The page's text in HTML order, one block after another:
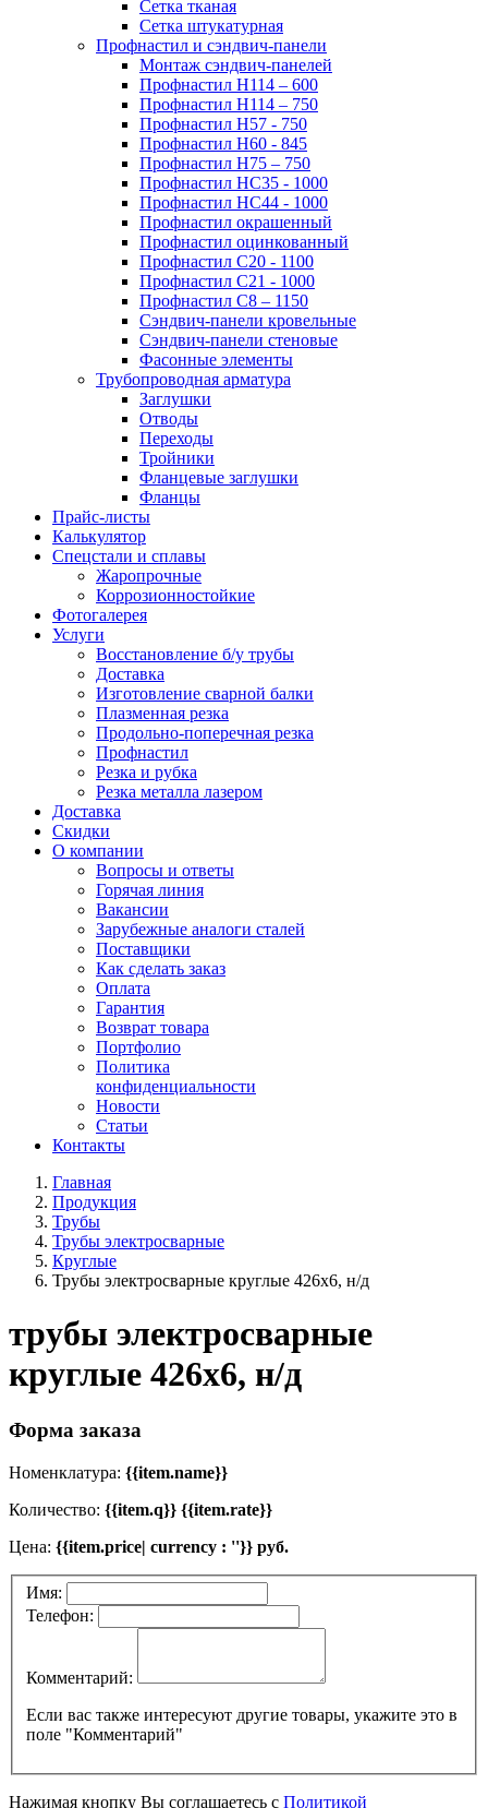
Сетка тканая
Сетка штукатурная
Профнастил и сэндвич-панели
Монтаж сэндвич-панелей
Профнастил Н114 – 600
Профнастил Н114 – 750
Профнастил Н57 - 750
Профнастил Н60 - 845
Профнастил Н75 – 750
Профнастил НС35 - 1000
Профнастил НС44 - 1000
Профнастил окрашенный
Профнастил оцинкованный
Профнастил С20 - 1100
Профнастил С21 - 1000
Профнастил С8 – 1150
Сэндвич-панели кровельные
Сэндвич-панели стеновые
Фасонные элементы
Трубопроводная арматура
Заглушки
Отводы
Переходы
Тройники
Фланцевые заглушки
Фланцы
Прайс-листы
Калькулятор
Спецстали и сплавы
Жаропрочные
Коррозионностойкие
Фотогалерея
Услуги
Восстановление б/у трубы
Доставка
Изготовление сварной балки
Плазменная резка
Продольно-поперечная резка
Профнастил
Резка и рубка
Резка металла лазером
Доставка
Скидки
О компании
Вопросы и ответы
Горячая линия
Вакансии
Зарубежные аналоги сталей
Поставщики
Как сделать заказ
Оплата
Гарантия
Возврат товара
Портфолио
Политика
конфиденциальности
Новости
Статьи
Контакты
Главная
Продукция
Трубы
Трубы электросварные
Круглые
Трубы электросварные круглые 426x6, н/д
трубы электросварные
круглые 426x6, н/д
Форма заказа
Номенклатура: {{item.name}}
Количество: {{item.q}} {{item.rate}}
Цена: {{item.price| currency : ''}} руб.
Имя:
Телефон:
Комментарий:
Если вас также интересуют другие товары, укажите это в
поле "Комментарий"
Нажимая кнопку Вы соглашаетесь с Политикой